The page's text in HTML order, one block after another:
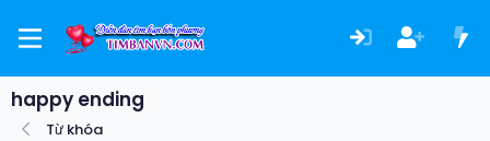
happy ending
Từ khóa